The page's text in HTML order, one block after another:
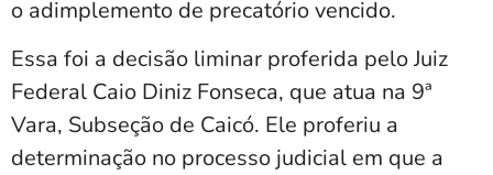
o adimplemento de precatório vencido.
Essa foi a decisão liminar proferida pelo Juiz
Federal Caio Diniz Fonseca, que atua na 9ª
Vara, Subseção de Caicó. Ele proferiu a
determinação no processo judicial em que a